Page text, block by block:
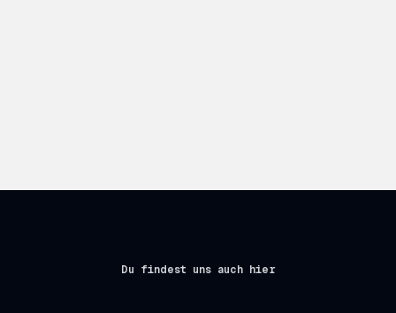
Du findest uns auch hier